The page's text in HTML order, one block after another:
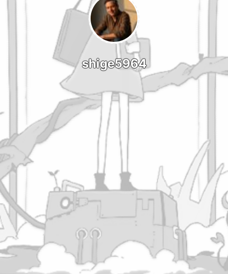
shige5964